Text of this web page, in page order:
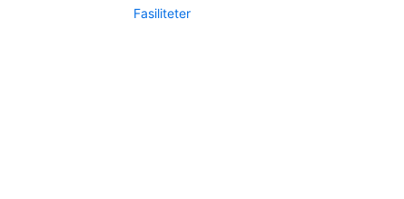
Fasiliteter